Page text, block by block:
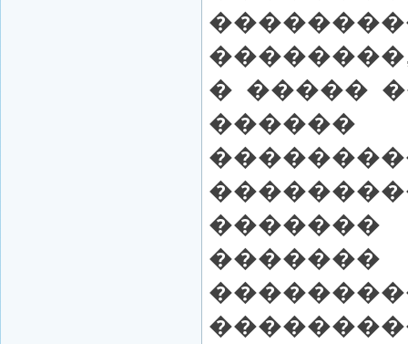
� �����
�������